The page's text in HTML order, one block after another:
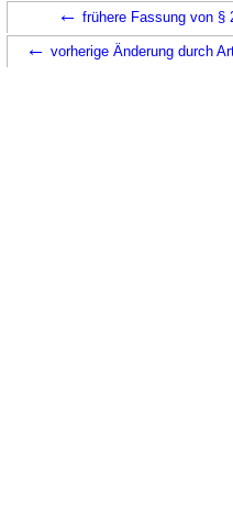
← frühere Fassung von §
← vorherige Änderung durch